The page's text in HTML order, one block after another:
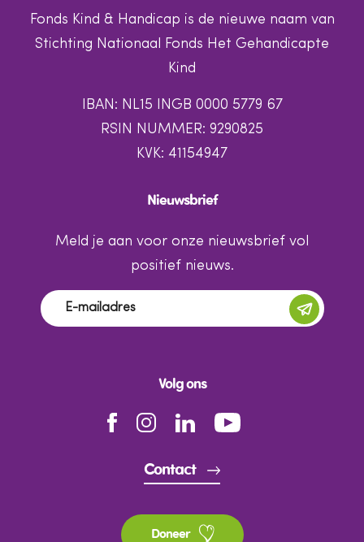
Fonds Kind & Handicap is de nieuwe naam van
Stichting Nationaal Fonds Het Gehandicapte
Kind
IBAN: NL15 INGB 0000 5779 67
RSIN NUMMER: 9290825
KVK: 41154947
Nieuwsbrief
Meld je aan voor onze nieuwsbrief vol
positief nieuws.
Volg ons
Contact
Doneer